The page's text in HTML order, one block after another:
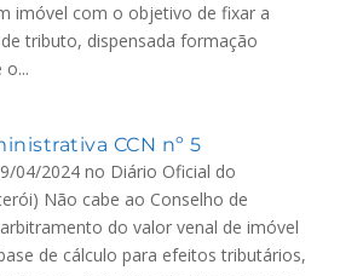
imóvel com o objetivo de fixar a
tributo, dispensada formação
o...
CCN nº 5
04/2024 no Diário Oficial do
Não cabe ao Conselho de
do valor venal de imóvel
de cálculo para efeitos tributários,